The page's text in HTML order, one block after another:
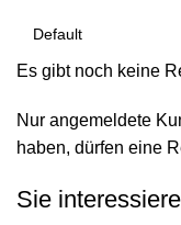
Es gibt noch keine
Nur angemeldete
haben, dürfen eine
Sie